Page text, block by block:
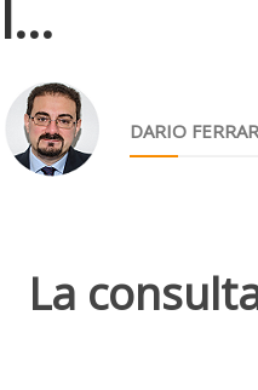
l...
DARIO
La